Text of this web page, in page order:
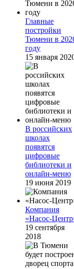
Главные
постройки
Тюмени в
году
15 января
В российских
школах
появятся
цифровые
библиотеки и
онлайн-меню
19 июня 2019
Компания
«Насос-
19 сентября
2018